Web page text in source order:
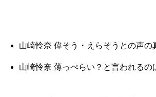
山崎怜奈 偉そう・えらそうとの声の
山崎怜奈 薄っぺらい？と言われるの